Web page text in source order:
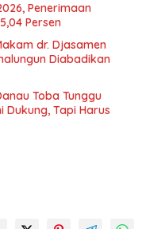
Penerimaan
Persen
dr. Djasamen
Diabadikan
Toba Tunggu
Dukung, Tapi Harus